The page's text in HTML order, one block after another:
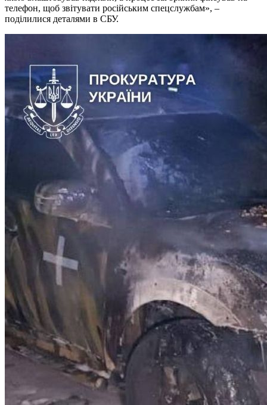
телефон, щоб звітувати російським спецслужбам», –
поділилися деталями в СБУ.